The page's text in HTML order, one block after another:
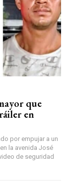
que
en
por empujar a un
la avenida José
de seguridad